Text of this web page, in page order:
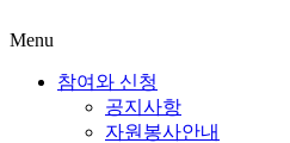
Menu
참여와 신청
공지사항
자원봉사안내